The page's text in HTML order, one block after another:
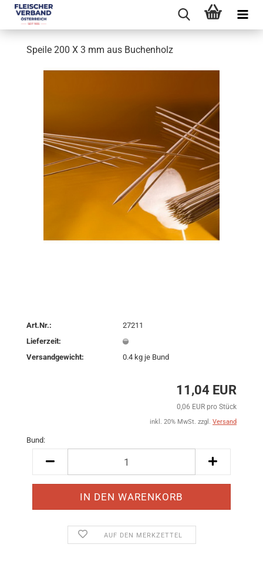
Speile 200 X 3 mm aus Buchenholz
Art.Nr.:
27211
Lieferzeit:
Versandgewicht:
0.4 kg je Bund
11,04 EUR
0,06 EUR pro Stück
inkl. 20% MwSt. zzgl. Versand
Bund:
AUF DEN MERKZETTEL